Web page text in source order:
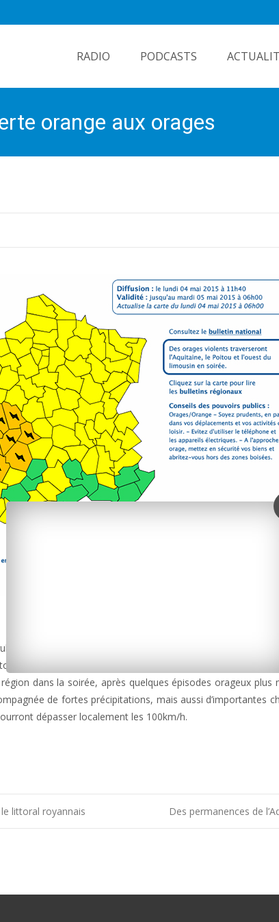
RADIO PODCASTS
orange aux orages
de vigilance émis ce midi par Météo France. Il est
Charentes sera touchée par un phénomène d’orages
dans la soirée, après quelques épisodes orageux plus
de fortes précipitations, mais aussi d’importantes
dépasser localement les 100km/h.
littoral royannais Des permanences de